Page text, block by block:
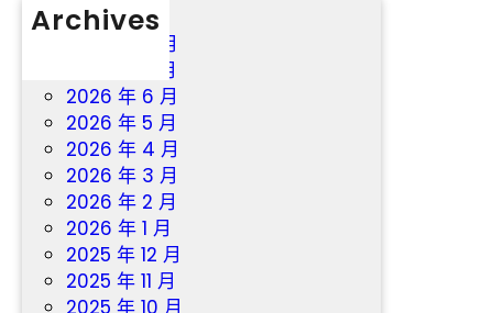
Archives
2026 年 8 月
2026 年 7 月
2026 年 6 月
2026 年 5 月
2026 年 4 月
2026 年 3 月
2026 年 2 月
2026 年 1 月
2025 年 12 月
2025 年 11 月
2025 年 10 月